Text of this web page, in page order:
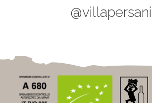
@villapersani